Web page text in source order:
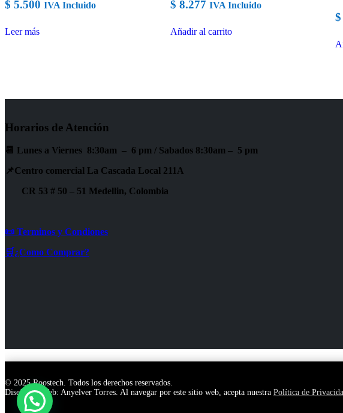
$ 5.500 IVA Incluido
Leer más
$ 8.277 IVA Incluido
Añadir al carrito
$
Horarios de Atención
📆 Lunes a Viernes 8:30am – 6 pm / Sabados 8:30am – 5 pm
📌Centro comercial La Cascada Local 211A
CR 53 # 50 – 51 Medellin, Colombia
📜 Terminos y Condiones
🛒¿Como Comprar?
© 2025 Roostech. Todos los derechos reservados.
Diseñador Web: Anyelver Torres. Al navegar por este sitio web, acepta nuestra Política de